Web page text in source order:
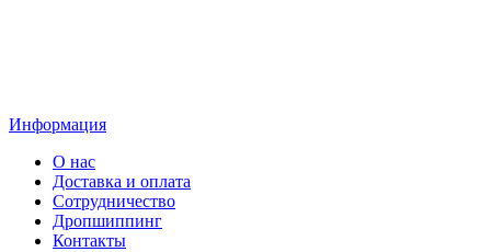
Информация
О нас
Доставка и оплата
Сотрудничество
Дропшиппинг
Контакты